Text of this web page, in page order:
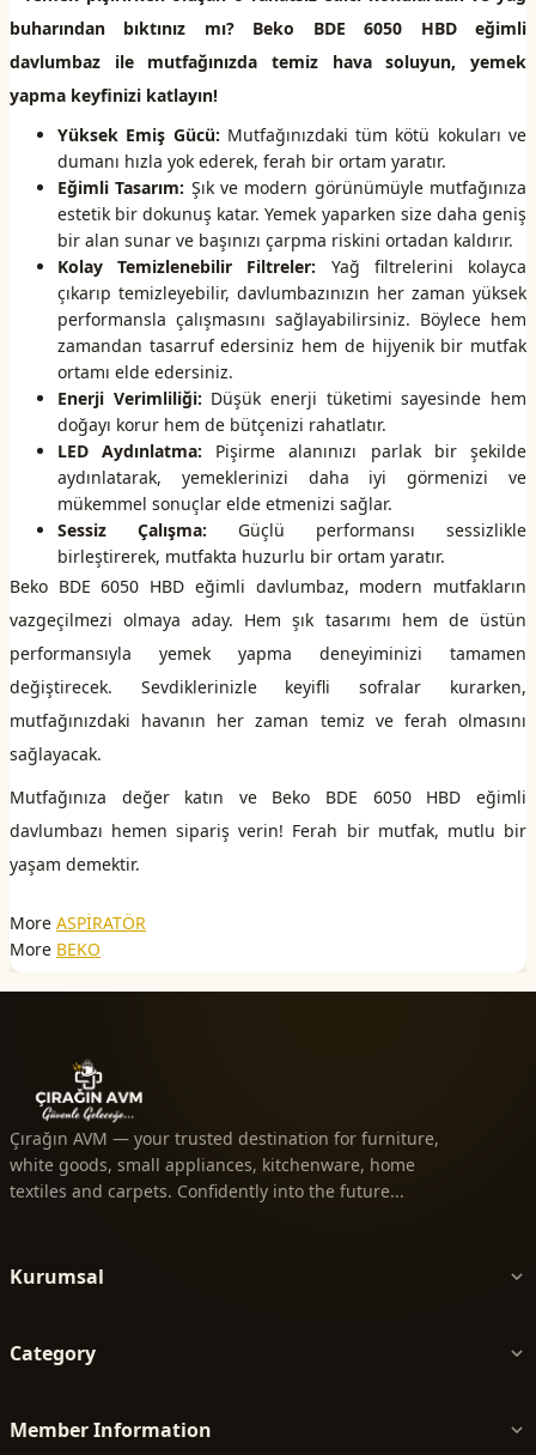
buharından bıktınız mı? Beko BDE 6050 HBD eğimli
davlumbaz ile mutfağınızda temiz hava soluyun, yemek
yapma keyfinizi katlayın!
Yüksek Emiş Gücü: Mutfağınızdaki tüm kötü kokuları ve
dumanı hızla yok ederek, ferah bir ortam yaratır.
Eğimli Tasarım: Şık ve modern görünümüyle mutfağınıza
estetik bir dokunuş katar. Yemek yaparken size daha geniş
bir alan sunar ve başınızı çarpma riskini ortadan kaldırır.
Kolay Temizlenebilir Filtreler: Yağ filtrelerini kolayca
çıkarıp temizleyebilir, davlumbazınızın her zaman yüksek
performansla çalışmasını sağlayabilirsiniz. Böylece hem
zamandan tasarruf edersiniz hem de hijyenik bir mutfak
ortamı elde edersiniz.
Enerji Verimliliği: Düşük enerji tüketimi sayesinde hem
doğayı korur hem de bütçenizi rahatlatır.
LED Aydınlatma: Pişirme alanınızı parlak bir şekilde
aydınlatarak, yemeklerinizi daha iyi görmenizi ve
mükemmel sonuçlar elde etmenizi sağlar.
Sessiz Çalışma: Güçlü performansı sessizlikle
birleştirerek, mutfakta huzurlu bir ortam yaratır.
Beko BDE 6050 HBD eğimli davlumbaz, modern mutfakların
vazgeçilmezi olmaya aday. Hem şık tasarımı hem de üstün
performansıyla yemek yapma deneyiminizi tamamen
değiştirecek. Sevdiklerinizle keyifli sofralar kurarken,
mutfağınızdaki havanın her zaman temiz ve ferah olmasını
sağlayacak.
Mutfağınıza değer katın ve Beko BDE 6050 HBD eğimli
davlumbazı hemen sipariş verin! Ferah bir mutfak, mutlu bir
yaşam demektir.
More ASPİRATÖR
More BEKO
Çırağın AVM — your trusted destination for furniture,
white goods, small appliances, kitchenware, home
textiles and carpets. Confidently into the future...
Kurumsal
Category
Member Information